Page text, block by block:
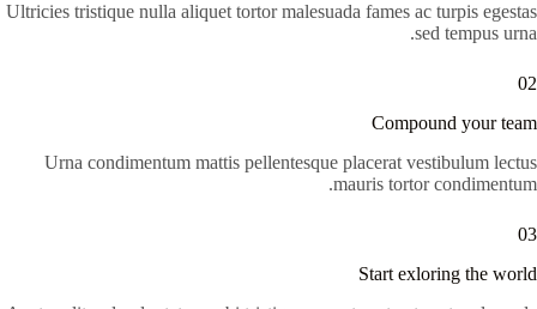
Ultricies tristique nulla aliquet tortor malesuada fames ac turpis egestas
sed tempus urna.
02
Compound your team
Urna condimentum mattis pellentesque placerat vestibulum lectus
mauris tortor condimentum.
03
Start exloring the world